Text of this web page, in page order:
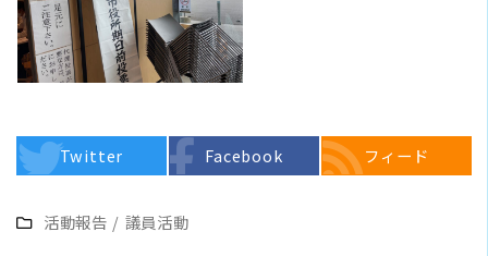
Twitter Facebook フィード
活動報告 / 議員活動